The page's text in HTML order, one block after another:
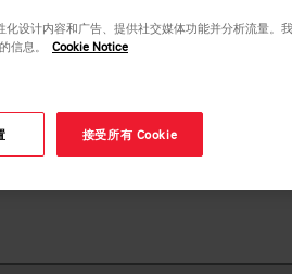
设计内容和广告、提供社交媒体功能并分析流量。
信息。
Cookie Notice
接受所有 Cookie